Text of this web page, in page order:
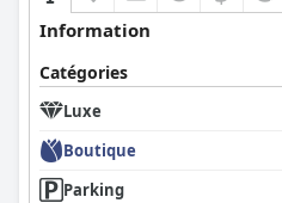
Information
Catégories
Luxe
Boutique
Parking